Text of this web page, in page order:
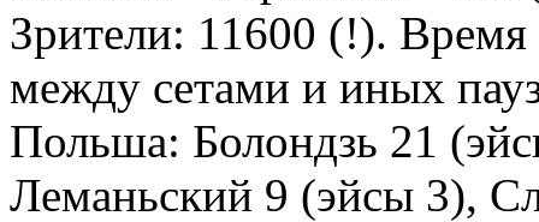
Зрители: 11600 (!).
между сетами и иных
Польша: Болондзь 21
Леманьский 9 (эйсы 3),